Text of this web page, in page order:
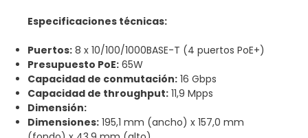
Especificaciones técnicas:
Puertos: 8 x 10/100/1000BASE-T (4 puertos PoE+)
Presupuesto PoE: 65W
Capacidad de conmutación: 16 Gbps
Capacidad de throughput: 11,9 Mpps
Dimensión:
Dimensiones: 195,1 mm (ancho) x 157,0 mm